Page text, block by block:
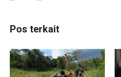
Pos terkait